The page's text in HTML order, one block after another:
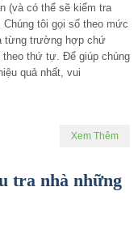
(và có thể sẽ kiểm tra
Chúng tôi gọi số theo mức
từng trường hợp chứ
theo thứ tự. Để giúp chúng
quả nhất, vui
Xem Thêm
tra nhà những